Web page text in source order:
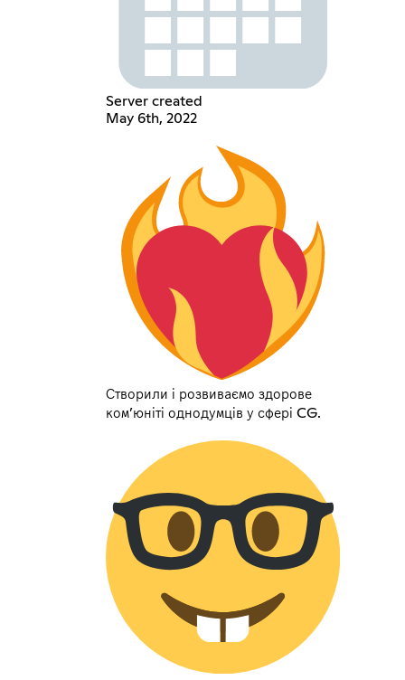
Server created
May 6th, 2022
Створили і розвиваємо здорове
комʼюніті однодумців у сфері CG.